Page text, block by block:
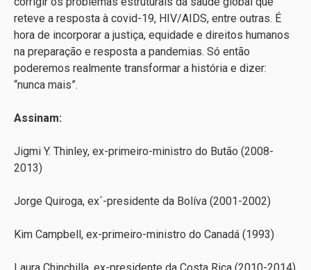
reteve a resposta à covid-19, HIV/AIDS, entre outras. É
hora de incorporar a justiça, equidade e direitos humanos
na preparação e resposta a pandemias. Só então
poderemos realmente transformar a história e dizer:
“nunca mais”.
Assinam:
Jigmi Y. Thinley, ex-primeiro-ministro do Butão (2008-
2013)
Jorge Quiroga, ex´-presidente da Bolíva (2001-2002)
Kim Campbell, ex-primeiro-ministro do Canadá (1993)